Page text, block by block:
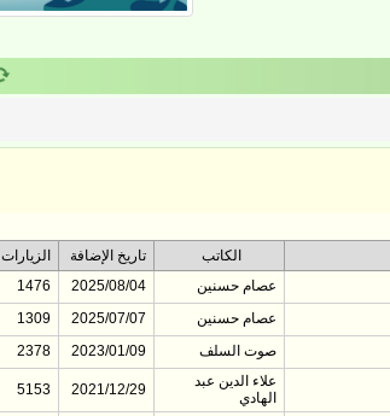
الكاتب تاريخ الإضافة الزيارات
عصام حسنين 2025/08/04
1476
عصام حسنين 2025/07/07
1309
صوت السلف 2023/01/09
2378
علاء الدين عبد
الهادي
2021/12/29
5153